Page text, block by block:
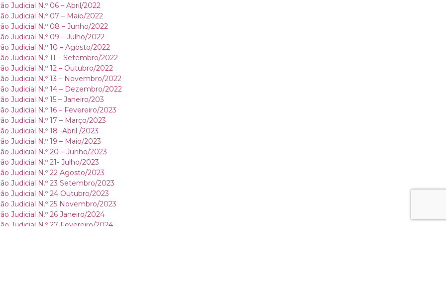
Judicial N.º 06 – Abril/2022
Judicial N.º 07 – Maio/2022
Judicial N.º 08 – Junho/2022
Judicial N.º 09 – Julho/2022
Judicial N.º 10 – Agosto/2022
Judicial N.º 11 – Setembro/2022
Judicial N.º 12 – Outubro/2022
Judicial N.º 13 – Novembro/2022
Judicial N.º 14 – Dezembro/2022
Judicial N.º 15 – Janeiro/203
Judicial N.º 16 – Fevereiro/2023
Judicial N.º 17 – Março/2023
Judicial N.º 18 -Abril /2023
Judicial N.º 19 – Maio/2023
Judicial N.º 20 – Junho/2023
Judicial N.º 21- Julho/2023
Judicial N.º 22 Agosto/2023
Judicial N.º 23 Setembro/2023
Judicial N.º 24 Outubro/2023
Judicial N.º 25 Novembro/2023
Judicial N.º 26 Janeiro/2024
Judicial N.º 27 Fevereiro/2024